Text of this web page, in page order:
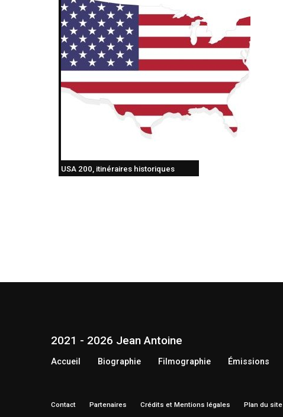
USA 200, itinéraires historiques
2021 - 2026 Jean Antoine
Accueil Biographie Filmographie Émissions
Contact Partenaires Crédits et Mentions légales Plan du site